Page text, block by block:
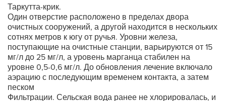
Таркутта-крик.
Один отверстие расположено в пределах двора
очистных сооружений, а другой находится в нескольких
сотнях метров к югу от ручья. Уровни железа,
поступающие на очистные станции, варьируются от 15
мг/л до 25 мг/л, а уровень марганца стабилен на
уровне 0,5-0,6 мг/л. До обновления лечение включало
аэрацию с последующим временем контакта, а затем
песком
Фильтрации. Сельская вода ранее не хлорировалась, и